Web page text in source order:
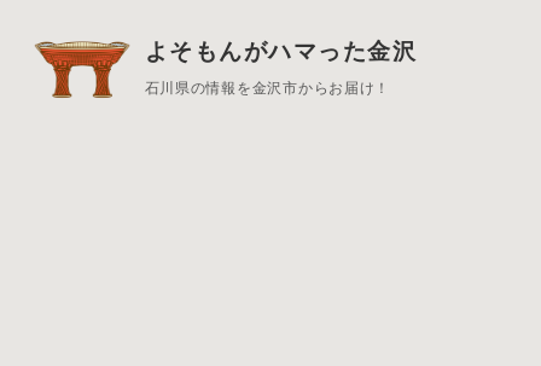
よそもんがハマった金沢
石川県の情報を金沢市からお届け！